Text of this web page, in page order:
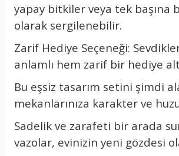
yapay bitkiler veya tek başına
olarak sergilenebilir.
Zarif Hediye Seçeneği:
anlamlı hem zarif bir hediye
Bu eşsiz tasarım setini şimdi
mekanlarınıza karakter ve
Sadelik ve zarafeti bir arada
vazolar, evinizin yeni gözdesi